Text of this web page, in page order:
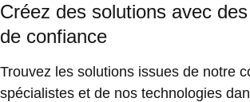
Créez des solutions avec
de confiance
Trouvez les solutions issues de notre
spécialistes et de nos technologies